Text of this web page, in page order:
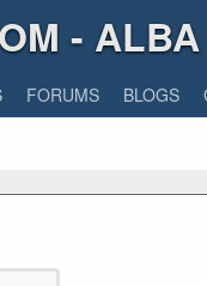
-
FORUMS BLOGS